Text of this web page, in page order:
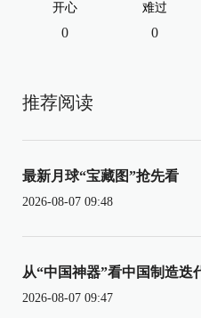
开心
0
难过
0
推荐阅读
最新月球“宝藏图”抢先看
2026-08-07 09:48
从“中国神器”看中国制造迭
2026-08-07 09:47